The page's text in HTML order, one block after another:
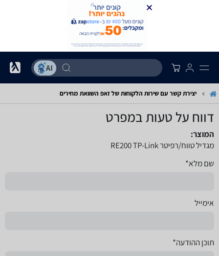
יצירת קשר עם שירות הלקוחות של זאפ השוואת מחירים
דווח על טעות במפרט
המוצר:
מגדיל טווח/רפיטר RE200 TP-Link
שם מלא*
אימייל
תוכן ההודעה*